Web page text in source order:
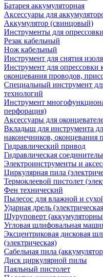
Батарея аккумуляторная
Аксессуары для
Аккумулятор (свинцовый)
Инструменты для
Резак кабельный
Нож кабельный
Инструмент для снятия
Инструмент для опрессовки
оконцевания проводов,
Специальный инструмент
технологий
Инструмент
перфорация)
Аксессуары для
Вкладыш для инструмента
наконечников, оконцевания
Гидравлический привод
Гидравлическая
Электроинструменты и
Циркулярная пила
Термоклеевой пистолет
Фен технический
Пылесос для влажной и
Ударная дрель
Шуруповерт
Угловая шлифовальная
Эксцентриковая дисковая
(электрическая)
Сабельная пила
Диск циркулярной пилы
Паяльный пистолет